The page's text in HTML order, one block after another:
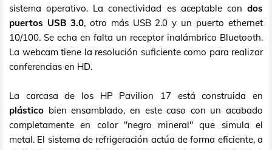
sistema operativo. La conectividad es aceptable con dos
puertos USB 3.0, otro más USB 2.0 y un puerto ethernet
10/100. Se echa en falta un receptor inalámbrico Bluetooth.
La webcam tiene la resolución suficiente como para realizar
conferencias en HD.
La carcasa de los HP Pavilion 17 está construida en
plástico bien ensamblado, en este caso con un acabado
completamente en color "negro mineral" que simula el
metal. El sistema de refrigeración actúa de forma eficiente, a